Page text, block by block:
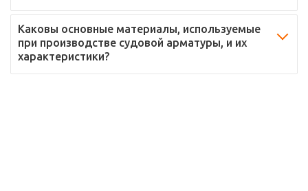
Каковы основные материалы, используемые
при производстве судовой арматуры, и их
характеристики?